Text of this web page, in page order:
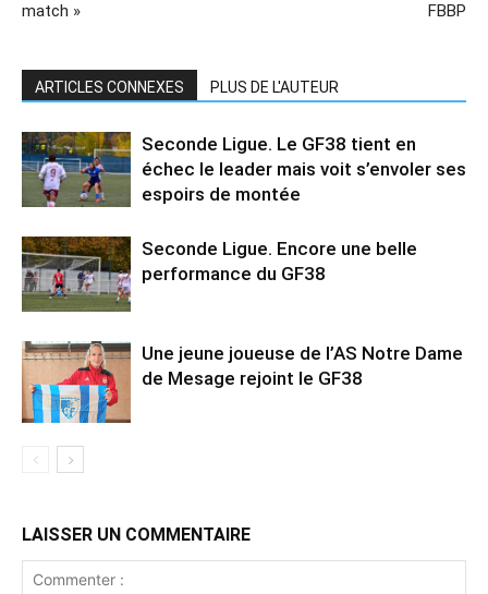
match »
FBBP
ARTICLES CONNEXES PLUS DE L'AUTEUR
Seconde Ligue. Le GF38 tient en
échec le leader mais voit s’envoler ses
espoirs de montée
Seconde Ligue. Encore une belle
performance du GF38
Une jeune joueuse de l’AS Notre Dame
de Mesage rejoint le GF38
LAISSER UN COMMENTAIRE